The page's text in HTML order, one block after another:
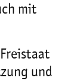
mit
und